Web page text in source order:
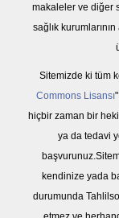
makaleler ve diğer
sağlık
Sitemizde ki tüm
Commons Lisansı
hiçbir zaman bir
ya da tedavi
kendinize yada
durumunda